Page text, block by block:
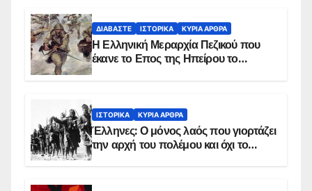
ΔΙΑΒΆΣΤΕ ΙΣΤΟΡΙΚΆ ΚΥΡΙΑ ΑΡΘΡΑ
Η Ελληνική Μεραρχία Πεζικού που
έκανε το Επος της Ηπείρου το
ΙΣΤΟΡΙΚΆ ΚΥΡΙΑ ΑΡΘΡΑ
Έλληνες: Ο μόνος λαός που γιορτάζει
την αρχή του πολέμου και όχι το